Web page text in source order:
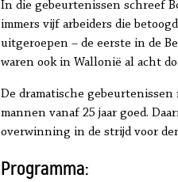
In die gebeurtenissen schreef
immers vijf arbeiders die
uitgeroepen – de eerste in de
waren ook in Wallonië al acht
De dramatische
mannen vanaf 25 jaar goed.
overwinning in de strijd voor
Programma: